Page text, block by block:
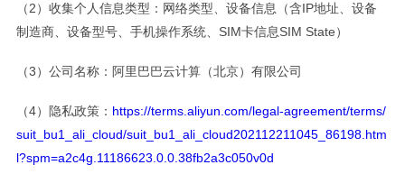
（2）收集个人信息类型：网络类型、设备信息（含IP地址、设备
制造商、设备型号、手机操作系统、SIM卡信息SIM State）
（3）公司名称：阿里巴巴云计算（北京）有限公司
（4）隐私政策： https://terms.aliyun.com/legal-agreement/terms/
suit_bu1_ali_cloud/suit_bu1_ali_cloud202112211045_86198.htm
l?spm=a2c4g.11186623.0.0.38fb2a3c050v0d